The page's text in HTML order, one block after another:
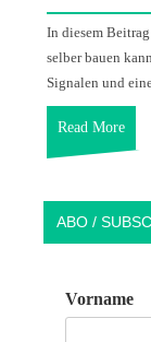
In diesem
selber bauen
Signalen und
Read More
ABO /
Vorname